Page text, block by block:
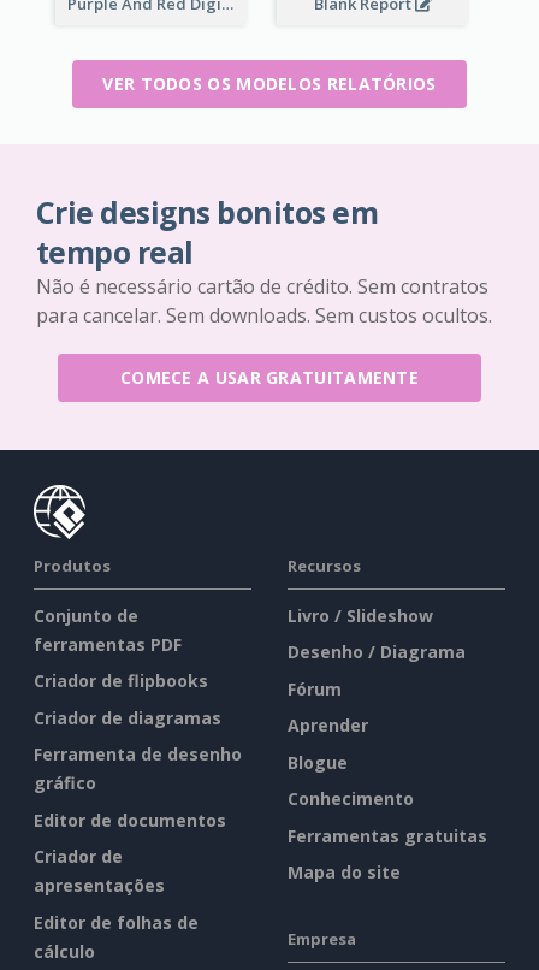
VER TODOS OS MODELOS RELATÓRIOS
Crie designs bonitos em
tempo real
Não é necessário cartão de crédito. Sem contratos
para cancelar. Sem downloads. Sem custos ocultos.
COMECE A USAR GRATUITAMENTE
Produtos
Conjunto de
ferramentas PDF
Criador de flipbooks
Criador de diagramas
Ferramenta de desenho
gráfico
Editor de documentos
Criador de
apresentações
Editor de folhas de
cálculo
Recursos
Livro / Slideshow
Desenho / Diagrama
Fórum
Aprender
Blogue
Conhecimento
Ferramentas gratuitas
Mapa do site
Empresa